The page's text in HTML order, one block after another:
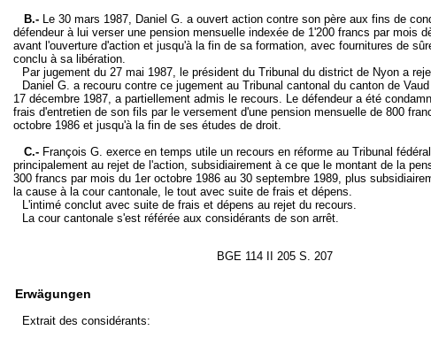
B.- Le 30 mars 1987, Daniel G. a ouvert action contre son père aux fins de
défendeur à lui verser une pension mensuelle indexée de 1'200 francs par mois
avant l'ouverture d'action et jusqu'à la fin de sa formation, avec fournitures de
conclu à sa libération.
Par jugement du 27 mai 1987, le président du Tribunal du district de Nyon a
Daniel G. a recouru contre ce jugement au Tribunal cantonal du canton de
17 décembre 1987, a partiellement admis le recours. Le défendeur a été
frais d'entretien de son fils par le versement d'une pension mensuelle de 800
octobre 1986 et jusqu'à la fin de ses études de droit.
C.- François G. exerce en temps utile un recours en réforme au Tribunal
principalement au rejet de l'action, subsidiairement à ce que le montant de la
300 francs par mois du 1er octobre 1986 au 30 septembre 1989, plus
la cause à la cour cantonale, le tout avec suite de frais et dépens.
L'intimé conclut avec suite de frais et dépens au rejet du recours.
La cour cantonale s'est référée aux considérants de son arrêt.
BGE 114 II 205 S. 207
Erwägungen
Extrait des considérants: